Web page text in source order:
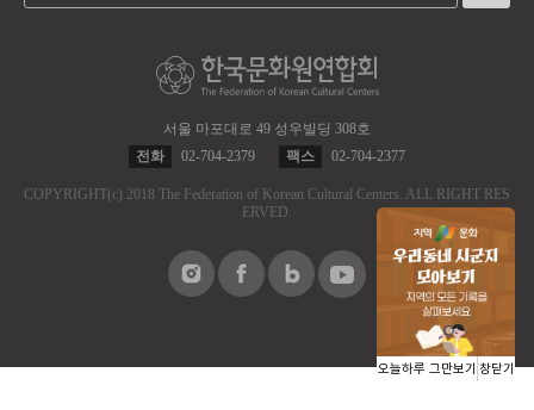
서울 마포대로 49 성우빌딩 308호
전화
02-704-2379 팩스 02-704-2377
COPYRIGHT(c) 2018 The Federation of Korean Cultural Centers. ALL RIGHT RES
ERVED.
오늘하루 그만보기 창닫기